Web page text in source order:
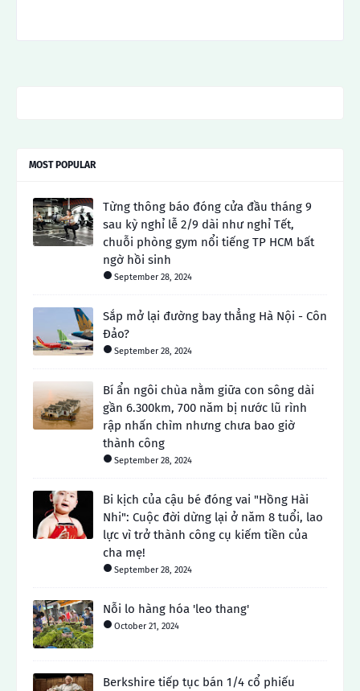
MOST POPULAR
Từng thông báo đóng cửa đầu tháng 9
sau kỳ nghỉ lễ 2/9 dài như nghỉ Tết,
chuỗi phòng gym nổi tiếng TP HCM bất
ngờ hồi sinh
September 28, 2024
Sắp mở lại đường bay thẳng Hà Nội - Côn
Đảo?
September 28, 2024
Bí ẩn ngôi chùa nằm giữa con sông dài
gần 6.300km, 700 năm bị nước lũ rình
rập nhấn chìm nhưng chưa bao giờ
thành công
September 28, 2024
Bi kịch của cậu bé đóng vai "Hồng Hài
Nhi": Cuộc đời dừng lại ở năm 8 tuổi, lao
lực vì trở thành công cụ kiếm tiền của
cha mẹ!
September 28, 2024
Nỗi lo hàng hóa 'leo thang'
October 21, 2024
Berkshire tiếp tục bán 1/4 cổ phiếu